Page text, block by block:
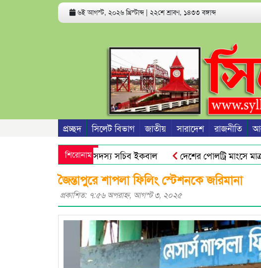
৬ই আগস্ট, ২০২৬ খ্রিস্টাব্দ | ২২শে শ্রাবণ, ১৪৩৩ বঙ্গাব্দ
প্রচ্ছদ সিলেট বিভাগ জাতীয় সারাদেশ রাজনীতি
শিরোনাম
আহবায়ক আবুল ও সদস্য সচিব ইকবাল দেশের পোলট্রি মাংসে
সিলেটে ডিবি পুলিশ পরিচয়ে
জৈন্তাপুরে শাপলা ফিলিং স্টেশনকে জরিমানা
প্রকাশিত: ৭:৫৬ অপরাহ্ণ, আগস্ট ৩, ২০২৫